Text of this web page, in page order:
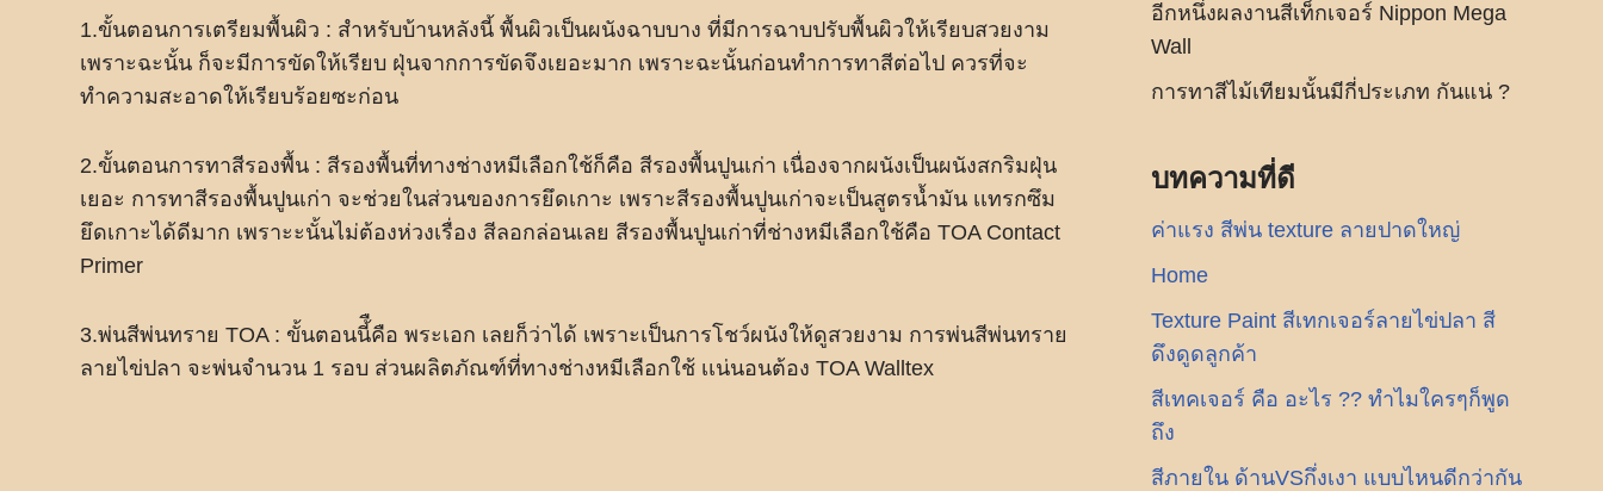
1.ขั้นตอนการเตรียมพื้นผิว : สำหรับบ้านหลังนี้ พื้นผิวเป็นผนังฉาบบาง ที่มีการฉาบปรับพื้นผิวให้เรียบสวยงาม
เพราะฉะนั้น ก็จะมีการขัดให้เรียบ ฝุ่นจากการขัดจึงเยอะมาก เพราะฉะนั้นก่อนทำการทาสีต่อไป ควรที่จะ
ทำความสะอาดให้เรียบร้อยซะก่อน
2.ขั้นตอนการทาสีรองพื้น : สีรองพื้นที่ทางช่างหมีเลือกใช้ก็คือ สีรองพื้นปูนเก่า เนื่องจากผนังเป็นผนังสกริมฝุ่น
เยอะ การทาสีรองพื้นปูนเก่า จะช่วยในส่วนของการยึดเกาะ เพราะสีรองพื้นปูนเก่าจะเป็นสูตรน้ำมัน เเทรกซึม
ยึดเกาะได้ดีมาก เพราะะนั้นไม่ต้องห่วงเรื่อง สีลอกล่อนเลย สีรองพื้นปูนเก่าที่ช่างหมีเลือกใช้คือ TOA Contact
Primer
3.พ่นสีพ่นทราย TOA : ขั้นตอนนี้ืคือ พระเอก เลยก็ว่าได้ เพราะเป็นการโชว์ผนังให้ดูสวยงาม การพ่นสีพ่นทราย
ลายไข่ปลา จะพ่นจำนวน 1 รอบ ส่วนผลิตภัณฑ์ที่ทางช่างหมีเลือกใช้ เเน่นอนต้อง TOA Walltex
อีกหนึ่งผลงานสีเท็กเจอร์ Nippon Mega
Wall
การทาสีไม้เทียมนั้นมีกี่ประเภท กันแน่ ?
บทความที่ดี
ค่าแรง สีพ่น texture ลายปาดใหญ่
Home
Texture Paint สีเทกเจอร์ลายไข่ปลา สี
ดึงดูดลูกค้า
สีเทคเจอร์ คือ อะไร ?? ทำไมใครๆก็พูด
ถึง
สีภายใน ด้านVSกึ่งเงา แบบไหนดีกว่ากัน